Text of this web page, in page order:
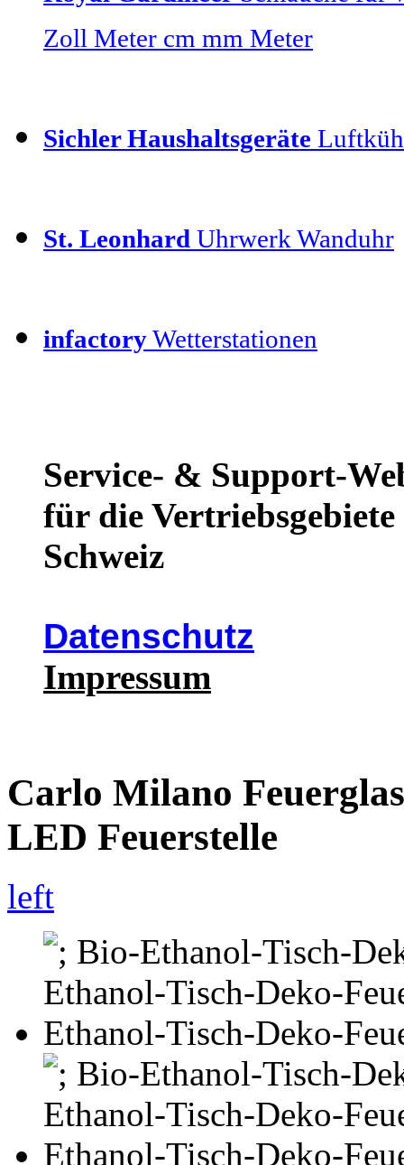
Zoll Meter cm mm Meter
Sichler Haushaltsgeräte
St. Leonhard Uhrwerk Wanduhr
infactoryWetterstationen
Service- & Support-
für die
Schweiz
Datenschutz
Impressum
Carlo Milano
LED Feuerstelle
left